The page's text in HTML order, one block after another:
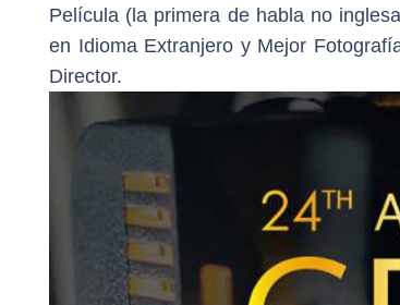
Película (la primera de habla no
en Idioma Extranjero y Mejor
Director.